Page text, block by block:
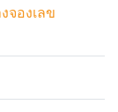
จองเลข